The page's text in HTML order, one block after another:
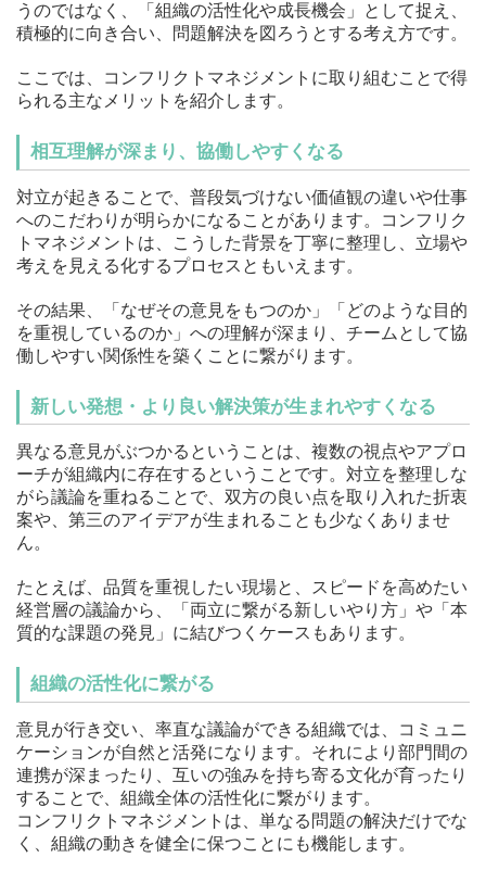
うのではなく、「組織の活性化や成長機会」として捉え、
積極的に向き合い、問題解決を図ろうとする考え方です。
ここでは、コンフリクトマネジメントに取り組むことで得
られる主なメリットを紹介します。
相互理解が深まり、協働しやすくなる
対立が起きることで、普段気づけない価値観の違いや仕事
へのこだわりが明らかになることがあります。コンフリク
トマネジメントは、こうした背景を丁寧に整理し、立場や
考えを見える化するプロセスともいえます。
その結果、「なぜその意見をもつのか」「どのような目的
を重視しているのか」への理解が深まり、チームとして協
働しやすい関係性を築くことに繋がります。
新しい発想・より良い解決策が生まれやすくなる
異なる意見がぶつかるということは、複数の視点やアプロ
ーチが組織内に存在するということです。対立を整理しな
がら議論を重ねることで、双方の良い点を取り入れた折衷
案や、第三のアイデアが生まれることも少なくありませ
ん。
たとえば、品質を重視したい現場と、スピードを高めたい
経営層の議論から、「両立に繋がる新しいやり方」や「本
質的な課題の発見」に結びつくケースもあります。
組織の活性化に繋がる
意見が行き交い、率直な議論ができる組織では、コミュニ
ケーションが自然と活発になります。それにより部門間の
連携が深まったり、互いの強みを持ち寄る文化が育ったり
することで、組織全体の活性化に繋がります。
コンフリクトマネジメントは、単なる問題の解決だけでな
く、組織の動きを健全に保つことにも機能します。